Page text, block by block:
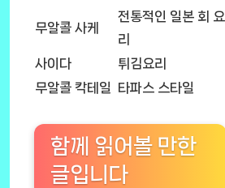
무알콜 사케
전통적인 일본 회 요
리
사이다
튀김요리
무알콜 칵테일
타파스 스타일
함께 읽어볼 만한
글입니다